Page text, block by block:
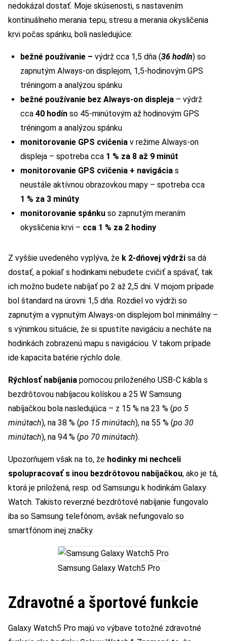
nedokázal dostať. Moje skúsenosti, s nastavením
kontinuálneho merania tepu, stresu a merania okysličenia
krvi počas spánku, boli nasledujúce:
bežné používanie – výdrž cca 1,5 dňa (36 hodín) so
zapnutým Always-on displejom, 1,5-hodinovým GPS
tréningom a analýzou spánku
bežné používanie bez Always-on displeja – výdrž
cca 40 hodín so 45-minútovým až hodinovým GPS
tréningom a analýzou spánku
monitorovanie GPS cvičenia v režime Always-on
displeja – spotreba cca 1 % za 8 až 9 minút
monitorovanie GPS cvičenia + navigácia s
neustále aktívnou obrazovkou mapy – spotreba cca
1 % za 3 minúty
monitorovanie spánku so zapnutým meraním
okysličenia krvi – cca 1 % za 2 hodiny
Z vyššie uvedeného vyplýva, že k 2-dňovej výdrži sa dá
dostať, a pokiaľ s hodinkami nebudete cvičiť a spávať, tak
ich možno budete nabíjať po 2 až 2,5 dni. V mojom prípade
bol štandard na úrovni 1,5 dňa. Rozdiel vo výdrži so
zapnutým a vypnutým Always-on displejom bol minimálny –
s výnimkou situácie, že si spustíte navigáciu a necháte na
hodinkách zobrazenú mapu s navigáciou. V takom prípade
ide kapacita batérie rýchlo dole.
Rýchlosť nabíjania pomocou priloženého USB-C kábla s
bezdrôtovou nabíjacou kolískou a 25 W Samsung
nabíjačkou bola nasledujúca – z 15 % na 23 % (po 5
minútach), na 38 % (po 15 minútach), na 55 % (po 30
minútach), na 94 % (po 70 minútach).
Upozorňujem však na to, že hodinky mi nechceli
spolupracovať s inou bezdrôtovou nabíjačkou, ako je tá,
ktorá je priložená, resp. od Samsungu k hodinkám Galaxy
Watch. Takisto reverzné bezdrôtové nabíjanie fungovalo
iba so Samsung telefónom, avšak nefungovalo so
smartfónom inej značky.
Samsung Galaxy Watch5 Pro
Zdravotné a športové funkcie
Galaxy Watch5 Pro majú vo výbave totožné zdravotné